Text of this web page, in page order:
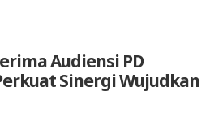
Audiensi PD
Sinergi Wujudkan